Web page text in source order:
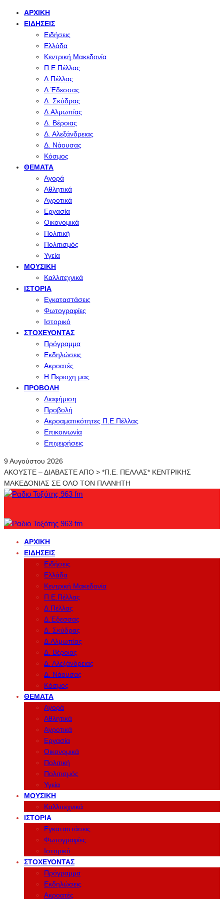
ΑΡΧΙΚΉ
ΕΙΔΉΣΕΙΣ
Ειδήσεις
Ελλάδα
Κεντρική Μακεδονία
Π.Ε.Πέλλας
Δ.Πέλλας
Δ.Έδεσσας
Δ. Σκύδρας
Δ.Αλμωπίας
Δ. Βέροιας
Δ. Αλεξάνδρειας
Δ. Νάουσας
Κόσμος
ΘΈΜΑΤΑ
Αγορά
Αθλητικά
Αγροτικά
Εργασία
Οικονομικά
Πολιτική
Πολιτισμός
Υγεία
ΜΟΥΣΙΚΉ
Καλλιτεχνικά
ΙΣΤΟΡΊΑ
Εγκαταστάσεις
Φωτογραφίες
Ιστορικό
ΣΤΟΧΕΎΟΝΤΑΣ
Πρόγραμμα
Εκδηλώσεις
Ακροατές
Η Περιοχη μας
ΠΡΟΒΟΛΉ
Διαφήμιση
Προβολή
Ακροαματικότητες Π.Ε.Πέλλας
Επικοινωνία
Επιχειρήσεις
9 Αυγούστου 2026
ΑΚΟΥΣΤΕ – ΔΙΑΒΑΣΤΕ ΑΠΟ > *Π.Ε. ΠΕΛΛΑΣ* ΚΕΝΤΡΙΚΗΣ
ΜΑΚΕΔΟΝΙΑΣ ΣΕ ΟΛΟ ΤΟΝ ΠΛΑΝΗΤΗ
ΑΡΧΙΚΉ
ΕΙΔΉΣΕΙΣ
Ειδήσεις
Ελλάδα
Κεντρική Μακεδονία
Π.Ε.Πέλλας
Δ.Πέλλας
Δ.Έδεσσας
Δ. Σκύδρας
Δ.Αλμωπίας
Δ. Βέροιας
Δ. Αλεξάνδρειας
Δ. Νάουσας
Κόσμος
ΘΈΜΑΤΑ
Αγορά
Αθλητικά
Αγροτικά
Εργασία
Οικονομικά
Πολιτική
Πολιτισμός
Υγεία
ΜΟΥΣΙΚΉ
Καλλιτεχνικά
ΙΣΤΟΡΊΑ
Εγκαταστάσεις
Φωτογραφίες
Ιστορικό
ΣΤΟΧΕΎΟΝΤΑΣ
Πρόγραμμα
Εκδηλώσεις
Ακροατές